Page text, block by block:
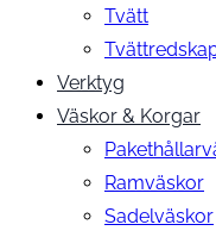
Tvätt
Verktyg
Väskor & Korgar
Ramväskor
Sadelväskor